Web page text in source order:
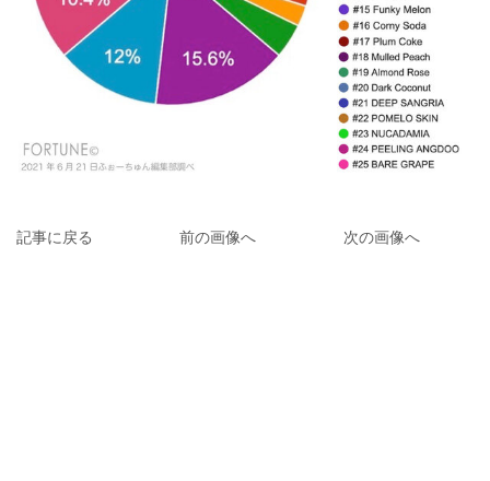
記事に戻る 前の画像へ 次の画像へ